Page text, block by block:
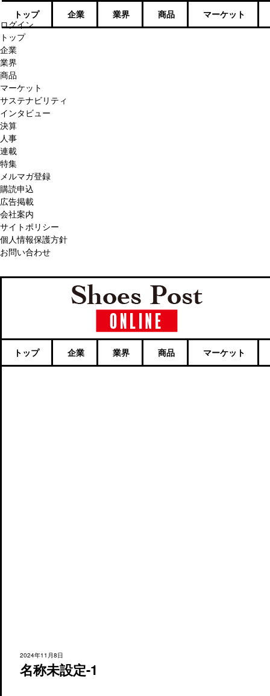
ログイン
トップ
企業
業界
商品
マーケット
サステナビリティ
インタビュー
決算
人事
連載
特集
メルマガ登録
購読申込
広告掲載
会社案内
サイトポリシー
個人情報保護方針
お問い合わせ
トップ 企業 業界 商品 マーケット
トップ 企業 業界 商品 マーケット
2024年11月8日
名称未設定-1